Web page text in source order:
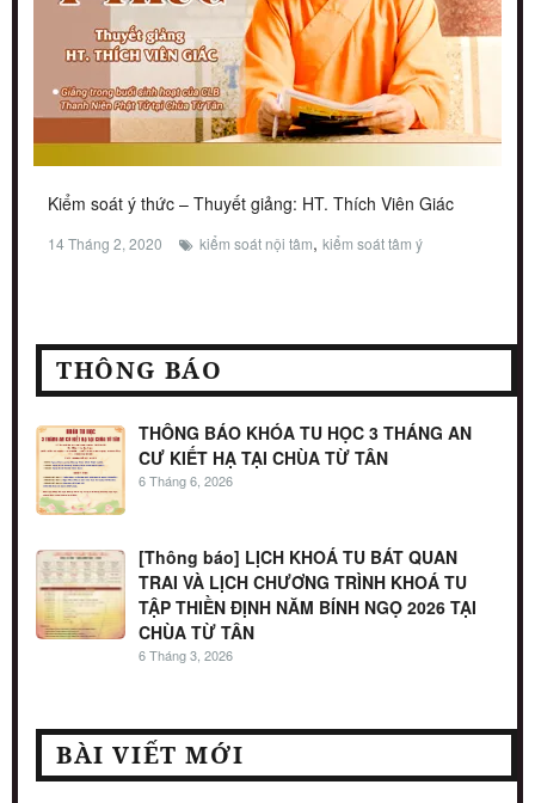
Kiểm soát ý thức – Thuyết giảng: HT. Thích Viên Giác
14 Tháng 2, 2020 kiểm soát nội tâm, kiểm soát tâm ý
THÔNG BÁO
THÔNG BÁO KHÓA TU HỌC 3 THÁNG AN
CƯ KIẾT HẠ TẠI CHÙA TỪ TÂN
6 Tháng 6, 2026
[Thông báo] LỊCH KHOÁ TU BÁT QUAN
TRAI VÀ LỊCH CHƯƠNG TRÌNH KHOÁ TU
TẬP THIỀN ĐỊNH NĂM BÍNH NGỌ 2026 TẠI
CHÙA TỪ TÂN
6 Tháng 3, 2026
BÀI VIẾT MỚI